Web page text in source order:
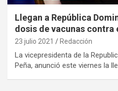
Llegan a República
dosis de vacunas contra
23 julio 2021 Redacción
La vicepresidenta de la
Peña, anunció este viernes la